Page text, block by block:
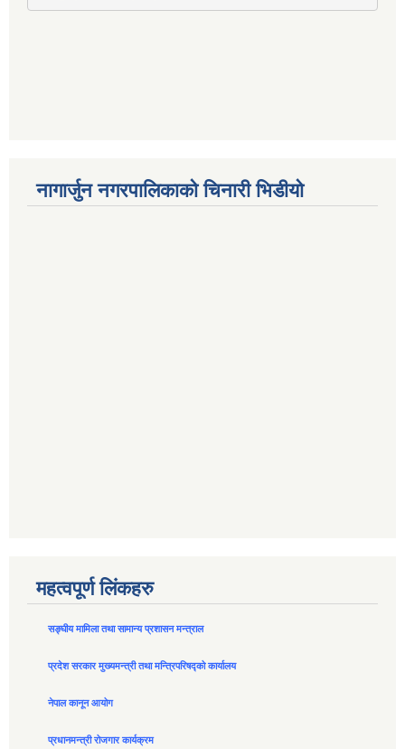
नागार्जुन नगरपालिकाको चिनारी भिडीयो
महत्वपूर्ण लिंकहरु
सङ्घीय मामिला तथा सामान्य प्रशासन मन्त्राल
प्रदेश सरकार मुख्यमन्त्री तथा मन्त्रिपरिषद्को कार्यालय
नेपाल कानून आयोग
प्रधानमन्त्री रोजगार कार्यक्रम